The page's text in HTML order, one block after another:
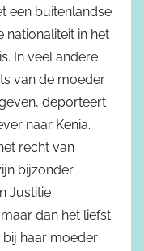
een buitenlandse
nationaliteit in het
In veel andere
van de moeder
deporteert
naar Kenia.
recht van
bijzonder
Justitie
dan het liefst
bij haar moeder